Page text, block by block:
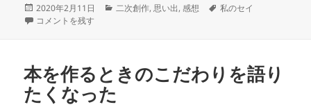
投
稿
2020年2月11日
カ
二次創作,思い出,感想
タ
私のセイ
セイ活続けて丸2年 に
コメントを残す
本を作るときのこだわりを語り
たくなった